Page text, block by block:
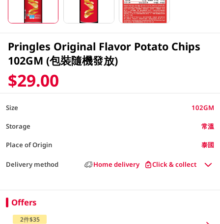
Pringles Original Flavor Potato Chips
102GM (包裝隨機發放)
$29.00
Size 102GM
Storage 常溫
Place of Origin 泰國
Delivery method Home delivery Click & collect
Offers
2件$35